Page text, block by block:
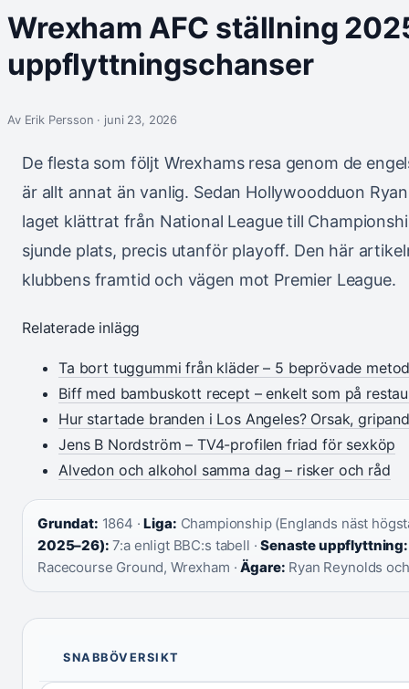
Wrexham AFC ställning
uppflyttningschanser
Av Erik Persson · juni 23, 2026
De flesta som följt Wrexhams resa genom de
är allt annat än vanlig. Sedan Hollywoodduon
laget klättrat från National League till
sjunde plats, precis utanför playoff. Den här
klubbens framtid och vägen mot Premier League.
Relaterade inlägg
Ta bort tuggummi från kläder – 5 beprövade
Biff med bambuskott recept – enkelt som på
Hur startade branden i Los Angeles? Orsak,
Jens B Nordström – TV4-profilen friad för sexköp
Alvedon och alkohol samma dag – risker och råd
Grundat: 1864 ·Liga: Championship (Englands näst
2025–26): 7:a enligt BBC:s tabell ·Senaste uppflyttning:
Racecourse Ground, Wrexham ·Ägare: Ryan Reynolds
SNABBÖVERSIKT